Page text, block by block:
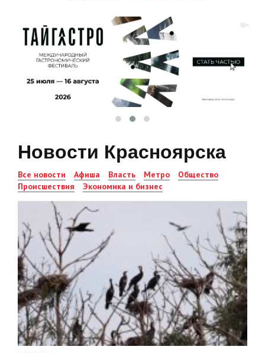
Новости Красноярска
Все новости Афиша Власть Метро
Общество
Происшествия
Экономика и бизнес